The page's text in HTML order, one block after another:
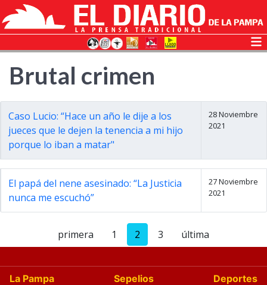
Brutal crimen
Caso Lucio: “Hace un año le dije a los
jueces que le dejen la tenencia a mi hijo
porque lo iban a matar"
28 Noviembre
2021
El papá del nene asesinado: “La Justicia
nunca me escuchó”
27 Noviembre
2021
primera 1 2 3 última
La Pampa Sepelios
Deportes